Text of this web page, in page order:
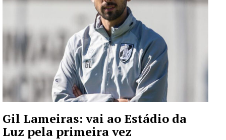
Gil Lameiras: vai ao Estádio da
Luz pela primeira vez